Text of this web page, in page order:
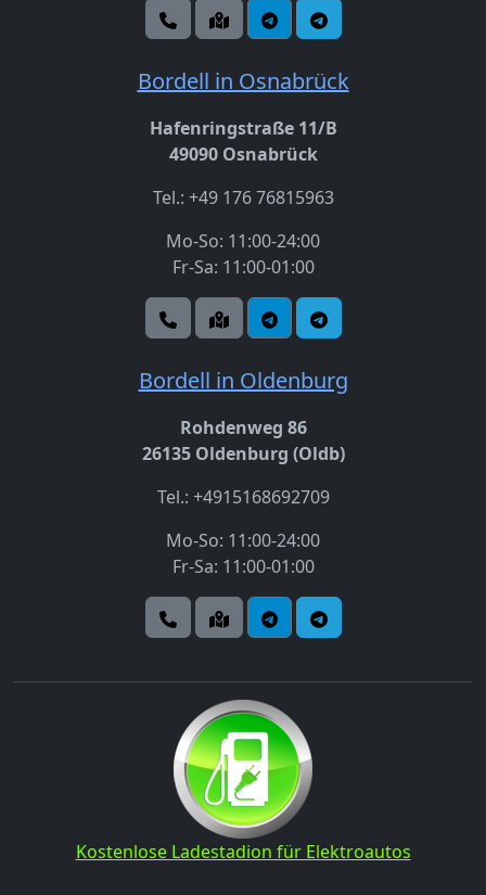
Bordell in Osnabrück
Hafenringstraße 11/B
49090 Osnabrück
Tel.: +49 176 76815963
Mo-So: 11:00-24:00
Fr-Sa: 11:00-01:00
Bordell in Oldenburg
Rohdenweg 86
26135 Oldenburg (Oldb)
Tel.: +4915168692709
Mo-So: 11:00-24:00
Fr-Sa: 11:00-01:00
Kostenlose Ladestadion für Elektroautos